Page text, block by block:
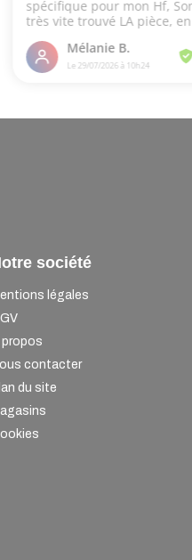
société
légales
propos
contacter
du site